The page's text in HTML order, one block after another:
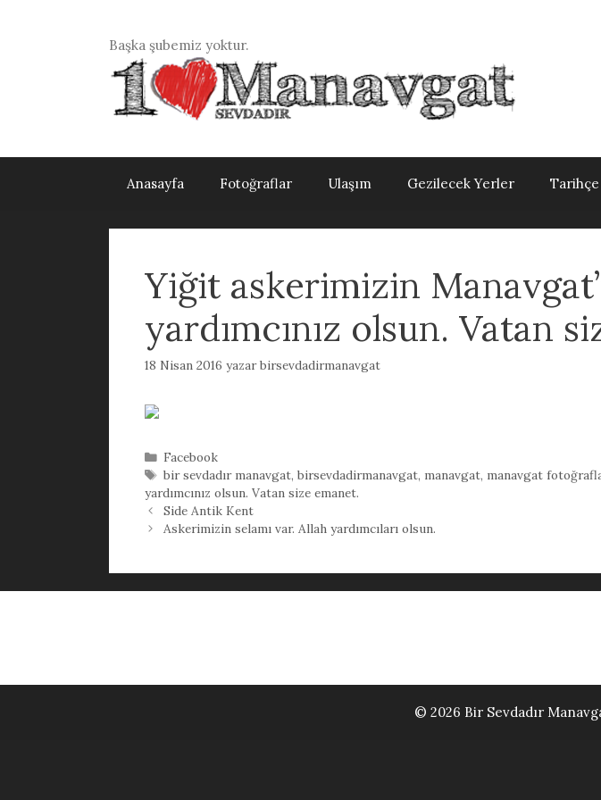
Başka şubemiz yoktur.
Anasayfa Fotoğraflar Ulaşım Gezilecek Yerler Tarihçe
Yiğit askerimizin
yardımcınız olsun. Vatan
18 Nisan 2016 yazarbirsevdadirmanavgat
Kategoriler
Facebook
Etiketler
bir sevdadır manavgat,birsevdadirmanavgat, manavgat, manavgat
yardımcınız olsun. Vatan size emanet.
Side Antik Kent
Askerimizin selamı var. Allah yardımcıları olsun.
© 2026 Bir Sevdadır